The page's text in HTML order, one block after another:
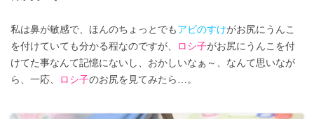
私は鼻が敏感で、ほんのちょっとでも アビのすけがお尻にうんこ
を付けていても分かる程なのですが、
ロシ子がお尻にうんこを付
けてた事なんて記憶にないし、おかしいなぁ～、なんて思いなが
ら、一応、
ロシ子のお尻を見てみたら…。